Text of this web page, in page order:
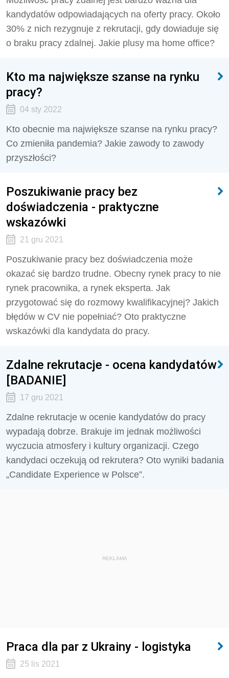
kandydatów odpowiadających na oferty pracy. Około
30% z nich rezygnuje z rekrutacji, gdy dowiaduje się
o braku pracy zdalnej. Jakie plusy ma home office?
Kto ma największe szanse na rynku
pracy?
04 sty 2022
Kto obecnie ma największe szanse na rynku pracy?
Co zmieniła pandemia? Jakie zawody to zawody
przyszłości?
Poszukiwanie pracy bez
doświadczenia - praktyczne
wskazówki
21 gru 2021
Poszukiwanie pracy bez doświadczenia może
okazać się bardzo trudne. Obecny rynek pracy to nie
rynek pracownika, a rynek eksperta. Jak
przygotować się do rozmowy kwalifikacyjnej? Jakich
błędów w CV nie popełniać? Oto praktyczne
wskazówki dla kandydata do pracy.
Zdalne rekrutacje - ocena kandydatów
[BADANIE]
17 gru 2021
Zdalne rekrutacje w ocenie kandydatów do pracy
wypadają dobrze. Brakuje im jednak możliwości
wyczucia atmosfery i kultury organizacji. Czego
kandydaci oczekują od rekrutera? Oto wyniki badania
„Candidate Experience w Polsce”.
REKLAMA
Praca dla par z Ukrainy - logistyka
25 lis 2021